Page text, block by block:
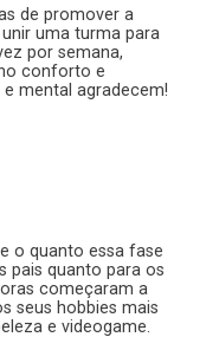
de promover a
uma turma para
por semana,
conforto e
mental agradecem!
o quanto essa fase
pais quanto para os
começaram a
seus hobbies mais
e videogame.